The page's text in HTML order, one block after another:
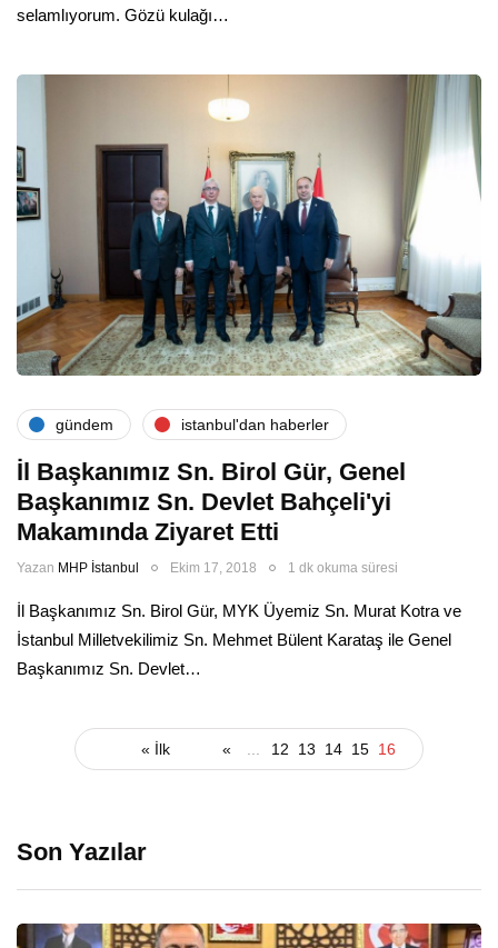
selamlıyorum. Gözü kulağı…
gündem i̇stanbul'dan haberler
İl Başkanımız Sn. Birol Gür, Genel
Başkanımız Sn. Devlet Bahçeli'yi
Makamında Ziyaret Etti
Yazan MHP İstanbul Ekim 17, 2018 1 dk okuma süresi
İl Başkanımız Sn. Birol Gür, MYK Üyemiz Sn. Murat Kotra ve
İstanbul Milletvekilimiz Sn. Mehmet Bülent Karataş ile Genel
Başkanımız Sn. Devlet…
« İlk « 12 13 14 15 16
Son Yazılar